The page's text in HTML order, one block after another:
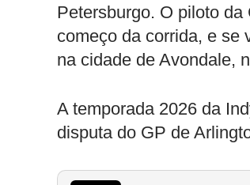
Petersburgo. O piloto
começo da corrida, e se
na cidade de Avondale,
A temporada 2026 da
disputa do GP de